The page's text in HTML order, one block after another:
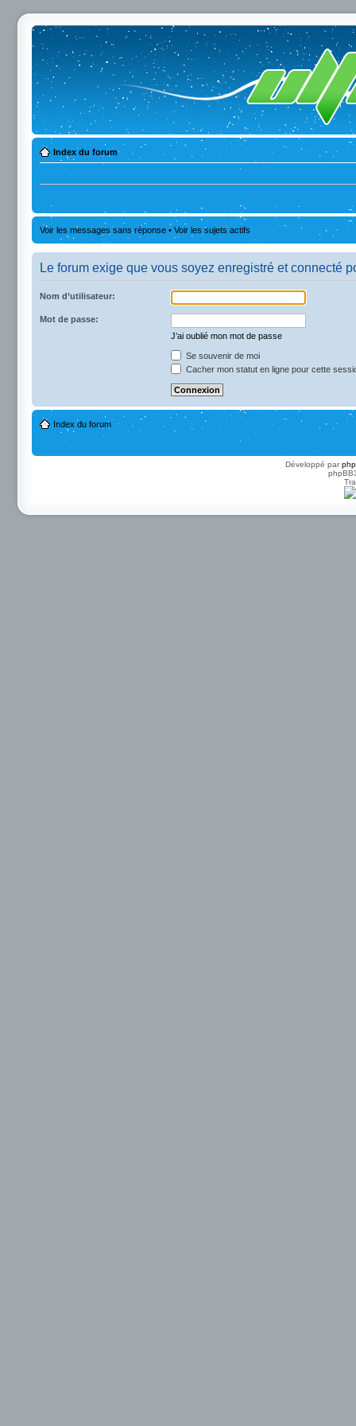
Index du forum
Voir les messages sans réponse • Voir les sujets actifs
Le forum exige que vous soyez enregistré et connecté
Nom d’utilisateur:
Mot de passe:
J’ai oublié mon mot de passe
Se souvenir de moi
Cacher mon statut en ligne pour cette
Index du forum
Développé par